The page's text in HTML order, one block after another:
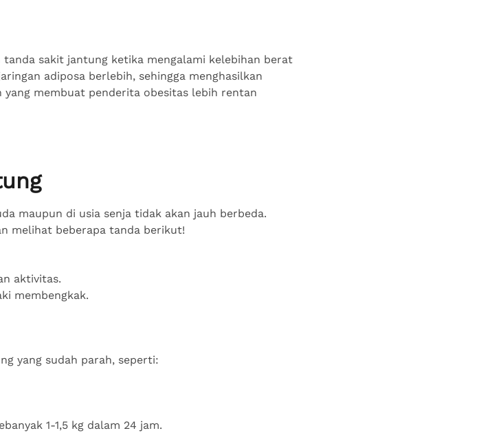
tanda sakit jantung ketika mengalami kelebihan berat
adiposa berlebih, sehingga menghasilkan
yang membuat penderita obesitas lebih rentan
maupun di usia senja tidak akan jauh berbeda.
melihat beberapa tanda berikut!
aktivitas.
membengkak.
yang sudah parah, seperti:
1-1,5 kg dalam 24 jam.